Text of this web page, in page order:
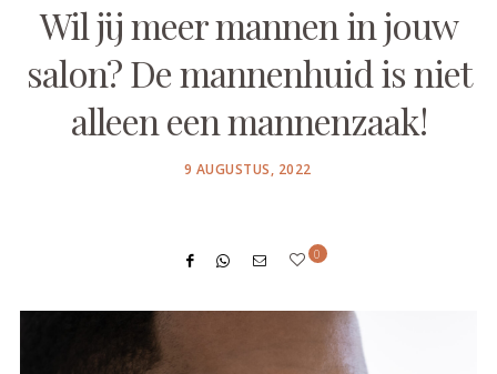
Wil jij meer mannen in jouw
salon? De mannenhuid is niet
alleen een mannenzaak!
POSTED
9 AUGUSTUS, 2022
0